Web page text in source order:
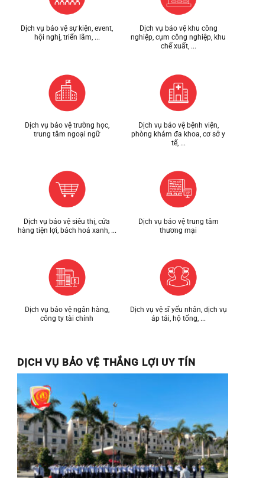
Dịch vụ bảo vệ sự kiện, event,
hội nghị, triển lãm, ...
Dịch vụ bảo vệ khu công
nghiệp, cụm công nghiệp, khu
chế xuất, ...
Dịch vụ bảo vệ trường học,
trung tâm ngoại ngữ
Dịch vụ bảo vệ bệnh viện,
phòng khám đa khoa, cơ sở y
tế, ...
Dịch vụ bảo vệ siêu thị, cửa
hàng tiện lợi, bách hoá xanh, ...
Dịch vụ bảo vệ trung tâm
thương mại
Dịch vụ bảo vệ ngân hàng,
công ty tài chính
Dịch vụ vệ sĩ yếu nhân, dịch vụ
áp tải, hộ tống, ...
DỊCH VỤ BẢO VỆ THẮNG LỢI UY TÍN